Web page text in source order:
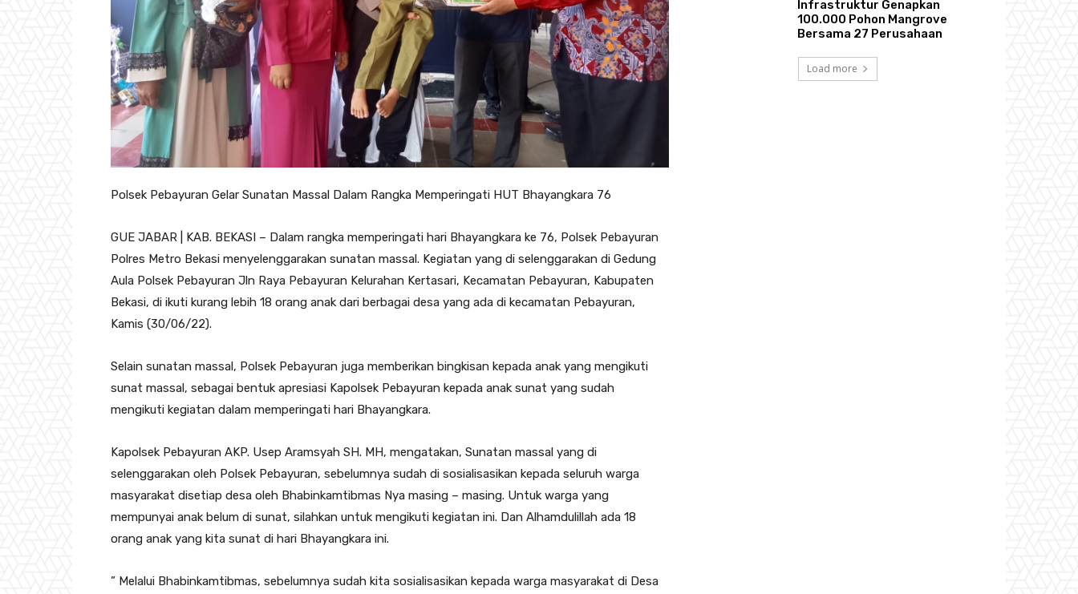
Polsek Pebayuran Gelar Sunatan Massal Dalam Rangka Memperingati HUT Bhayangkara 76
GUE JABAR | KAB. BEKASI – Dalam rangka memperingati hari Bhayangkara ke 76, Polsek Pebayuran
Polres Metro Bekasi menyelenggarakan sunatan massal. Kegiatan yang di selenggarakan di Gedung
Aula Polsek Pebayuran Jln Raya Pebayuran Kelurahan Kertasari, Kecamatan Pebayuran, Kabupaten
Bekasi, di ikuti kurang lebih 18 orang anak dari berbagai desa yang ada di kecamatan Pebayuran,
Kamis (30/06/22).
Selain sunatan massal, Polsek Pebayuran juga memberikan bingkisan kepada anak yang mengikuti
sunat massal, sebagai bentuk apresiasi Kapolsek Pebayuran kepada anak sunat yang sudah
mengikuti kegiatan dalam memperingati hari Bhayangkara.
Kapolsek Pebayuran AKP. Usep Aramsyah SH. MH, mengatakan, Sunatan massal yang di
selenggarakan oleh Polsek Pebayuran, sebelumnya sudah di sosialisasikan kepada seluruh warga
masyarakat disetiap desa oleh Bhabinkamtibmas Nya masing – masing. Untuk warga yang
mempunyai anak belum di sunat, silahkan untuk mengikuti kegiatan ini. Dan Alhamdulillah ada 18
orang anak yang kita sunat di hari Bhayangkara ini.
” Melalui Bhabinkamtibmas, sebelumnya sudah kita sosialisasikan kepada warga masyarakat di Desa
Infrastruktur Genapkan
100.000 Pohon Mangrove
Bersama 27 Perusahaan
Load more